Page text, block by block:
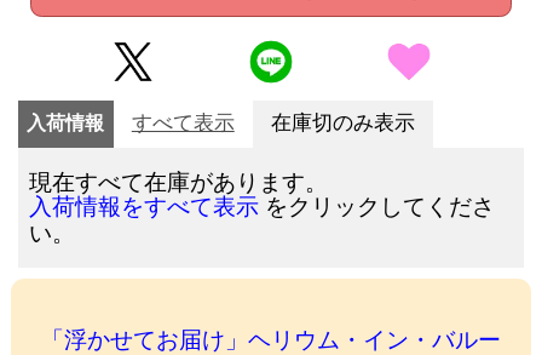
入荷情報 すべて表示 在庫切のみ表示
現在すべて在庫があります。
入荷情報をすべて表示 をクリックしてくださ
い。
「浮かせてお届け」ヘリウム・イン・バルー